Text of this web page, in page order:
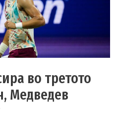
во третото
Медведев